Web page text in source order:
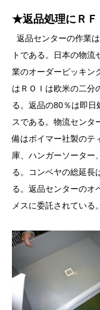
★返品処理にＲＦ
返品センターの作業
トである。日本の物
業のオーダーピッキン
はＲＯＩは欧米の二分
る。返品の80％は即日
スである。物流センタ
備はボイマー社製のテ
庫、ハンガーソーター
る。コンベヤの総延長
る。返品センターのオ
メスに委託されている。